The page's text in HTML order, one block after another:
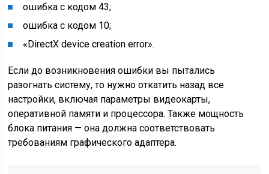
ошибка с кодом 43;
ошибка с кодом 10;
«DirectX device creation error».
Если до возникновения ошибки вы пытались
разогнать систему, то нужно откатить назад все
настройки, включая параметры видеокарты,
оперативной памяти и процессора. Также мощность
блока питания — она должна соответствовать
требованиям графического адаптера.